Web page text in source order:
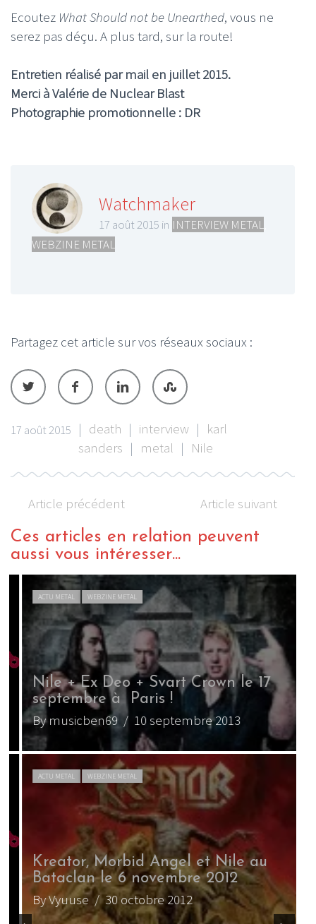
Ecoutez What Should not be Unearthed, vous ne
serez pas déçu. A plus tard, sur la route!
Entretien réalisé par mail en juillet 2015.
Merci à Valérie de Nuclear Blast
Photographie promotionnelle : DR
Watchmaker
17 août 2015 in INTERVIEW METAL
WEBZINE METAL
Partagez cet article sur vos réseaux sociaux :
17 août 2015 | death | interview | karl
sanders | metal | Nile
Article précédent Article suivant
Ces articles en relation peuvent
aussi vous intéresser...
ACTU METAL WEBZINE METAL
Nile + Ex Deo + Svart Crown le 17
septembre à Paris !
By musicben69/ 10 septembre 2013
ACTU METAL WEBZINE METAL
Kreator, Morbid Angel et Nile au
Bataclan le 6 novembre 2012
By Vyuuse/ 30 octobre 2012